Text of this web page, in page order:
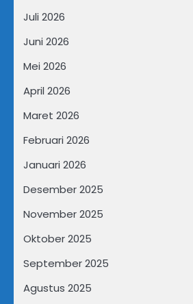
Juli 2026
Juni 2026
Mei 2026
April 2026
Maret 2026
Februari 2026
Januari 2026
Desember 2025
November 2025
Oktober 2025
September 2025
Agustus 2025